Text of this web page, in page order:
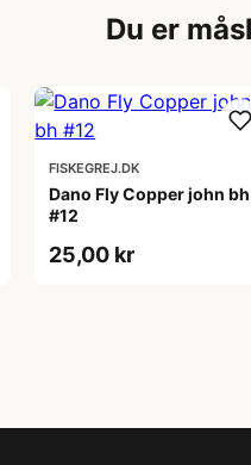
Du er
FISKEGREJ.DK
Dano Fly Copper john bh
#12
25,00 kr